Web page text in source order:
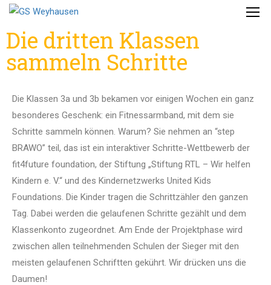
Die dritten Klassen
sammeln Schritte
Die Klassen 3a und 3b bekamen vor einigen Wochen ein ganz
besonderes Geschenk: ein Fitnessarmband, mit dem sie
Schritte sammeln können. Warum? Sie nehmen an “step
BRAWO” teil, das ist ein interaktiver Schritte-Wettbewerb der
fit4future foundation, der Stiftung „Stiftung RTL – Wir helfen
Kindern e. V.“ und des Kindernetzwerks United Kids
Foundations. Die Kinder tragen die Schrittzähler den ganzen
Tag. Dabei werden die gelaufenen Schritte gezählt und dem
Klassenkonto zugeordnet. Am Ende der Projektphase wird
zwischen allen teilnehmenden Schulen der Sieger mit den
meisten gelaufenen Schriftten gekührt. Wir drücken uns die
Daumen!